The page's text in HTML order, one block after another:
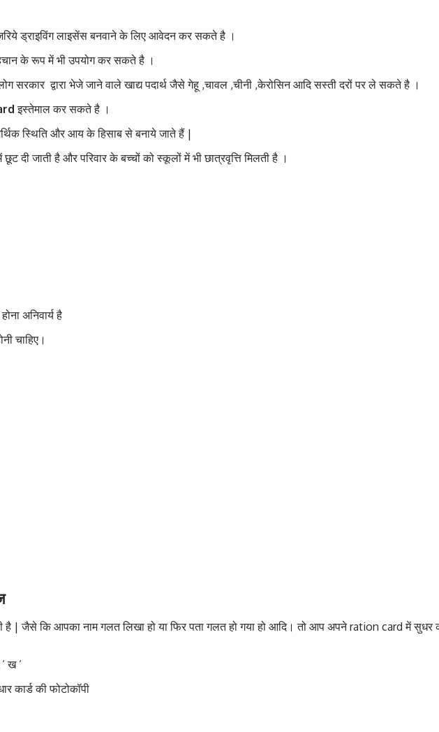
ड्राइविंग लाइसेंस बनवाने के लिए आवेदन कर सकते है ।
के रूप में भी उपयोग कर सकते है ।
सरकार द्वारा भेजे जाने वाले खाद्य पदार्थ जैसे गेहू ,चावल ,चीनी ,केरोसिन आदि सस्ती दरों पर ले सकते है ।
इस्तेमाल कर सकते है ।
स्थिति और आय के हिसाब से बनाये जाते हैं |
छूट दी जाती है और परिवार के बच्चों को स्कूलों में भी छात्रवृत्ति मिलती है ।
अनिवार्य है
चाहिए।
| जैसे कि आपका नाम गलत लिखा हो या फिर पता गलत हो गया हो आदि। तो आप अपने ration card में सुधर
ख ‘
कार्ड की फोटोकॉपी